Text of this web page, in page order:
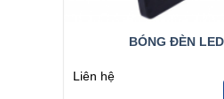
BÓNG ĐÈN
Liên hệ